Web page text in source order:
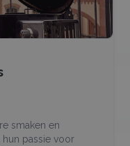
smaken en
passie voor